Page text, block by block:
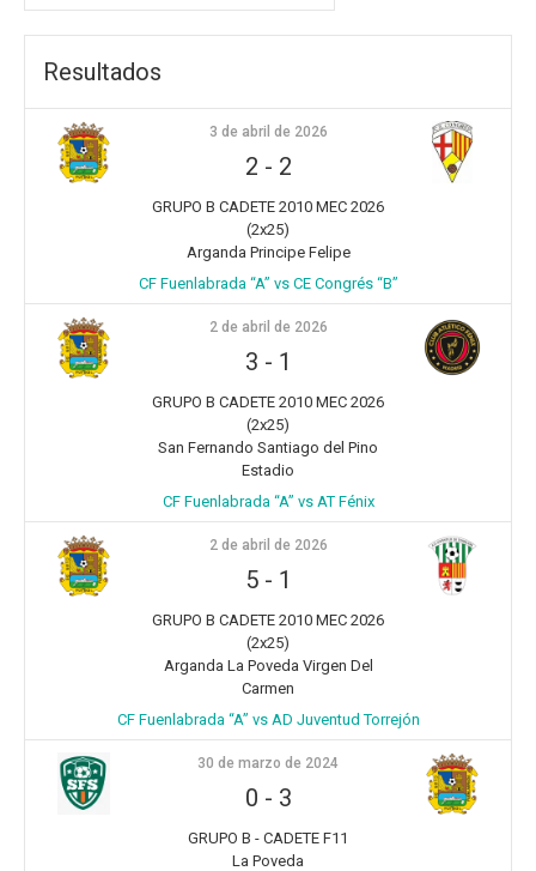
Resultados
3 de abril de 2026
2 - 2
GRUPO B CADETE 2010 MEC 2026
(2x25)
Arganda Principe Felipe
CF Fuenlabrada “A” vs CE Congrés “B”
2 de abril de 2026
3 - 1
GRUPO B CADETE 2010 MEC 2026
(2x25)
San Fernando Santiago del Pino
Estadio
CF Fuenlabrada “A” vs AT Fénix
2 de abril de 2026
5- 1
GRUPO B CADETE 2010 MEC 2026
(2x25)
Arganda La Poveda Virgen Del
Carmen
CF Fuenlabrada “A” vs AD Juventud Torrejón
30 de marzo de 2024
0 - 3
GRUPO B - CADETE F11
La Poveda